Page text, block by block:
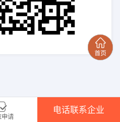
申请
电话联系企业